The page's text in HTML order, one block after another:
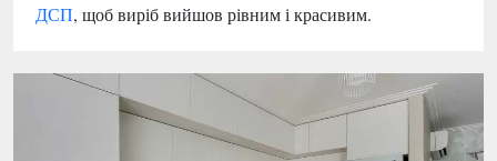
ДСП, щоб виріб вийшов рівним і красивим.